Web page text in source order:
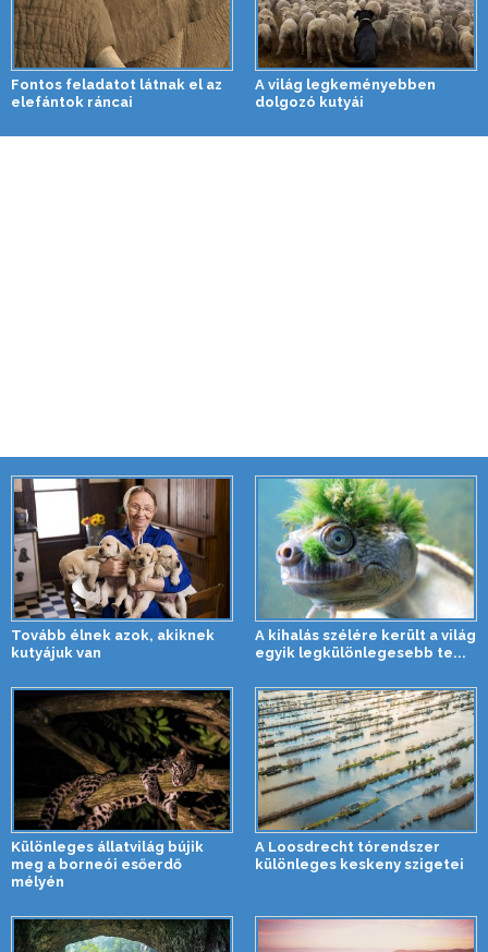
Fontos feladatot látnak el az
elefántok ráncai
A világ legkeményebben
dolgozó kutyái
Tovább élnek azok, akiknek
kutyájuk van
A kihalás szélére került a világ
egyik legkülönlegesebb te...
Különleges állatvilág bújik
meg a borneói esőerdő
mélyén
A Loosdrecht tórendszer
különleges keskeny szigetei